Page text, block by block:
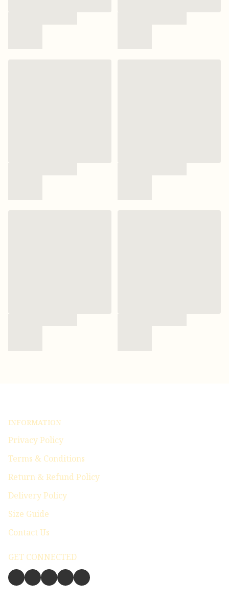
INFORMATION
Privacy Policy
Terms & Conditions
Return & Refund Policy
Delivery Policy
Size Guide
Contact Us
GET CONNECTED